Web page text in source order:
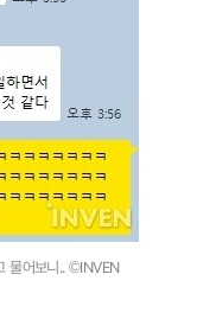
물어보니.. ©INVEN